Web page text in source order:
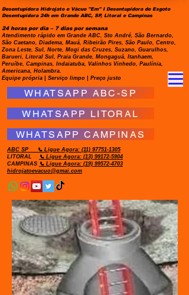
Desentupidora Hidrojato e Vácuo "Em" I Desentupidora de Esgoto
Desentupidora 24h em Grande ABC, SP, Litoral e Campinas
24 horas por dia – 7 dias por semana
Atendimento rápido em Grande ABC, Sto André, São Bernardo,
São Caetano, Diadema, Mauá, Ribeirão Pires, São Paulo, Centro,
Zona Leste, Sul, Norte, Mogi das Cruzes, Suzano, Guarulhos,
Barueri, Litoral Sul, Praia Grande, Mongaguá, Itanhaem,
Peruíbe, Campinas, Indaiatuba, Valinhos Vinhedo, Paulínia,
Americana, Holambra.
Equipe própria | Serviço limpo | Preço justo
WHATSAPP ABC-SP
WHATSAPP LITORAL
WHATSAPP CAMPINAS
ABC SP 📞 Ligue Agora: (11) 97751-1305
LITORAL
📞 Ligue Agora: (13) 99172-5904
CAMPINAS 📞 Ligue Agora: (19) 99572-4703
hidrojatoevacuo@gmai.com